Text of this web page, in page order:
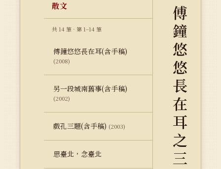
散文
共 14 筆 · 第 1–14 筆
傅鐘悠悠長在耳(含手稿)
(2008)
另一段城南舊事(含手稿)
(2002)
戲孔三題(含手稿) (2003)
思臺北，念臺北
傅
鐘
悠
悠
長
在
耳
之
三